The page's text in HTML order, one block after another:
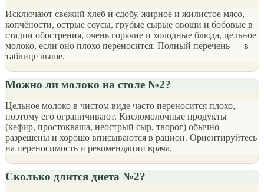
Исключают свежий хлеб и сдобу, жирное и жилистое мясо,
копчёности, острые соусы, грубые сырые овощи и бобовые в
стадии обострения, очень горячие и холодные блюда, цельное
молоко, если оно плохо переносится. Полный перечень — в
таблице выше.
Можно ли молоко на столе №2?
Цельное молоко в чистом виде часто переносится плохо,
поэтому его ограничивают. Кисломолочные продукты
(кефир, простокваша, неострый сыр, творог) обычно
разрешены и хорошо вписываются в рацион. Ориентируйтесь
на переносимость и рекомендации врача.
Сколько длится диета №2?